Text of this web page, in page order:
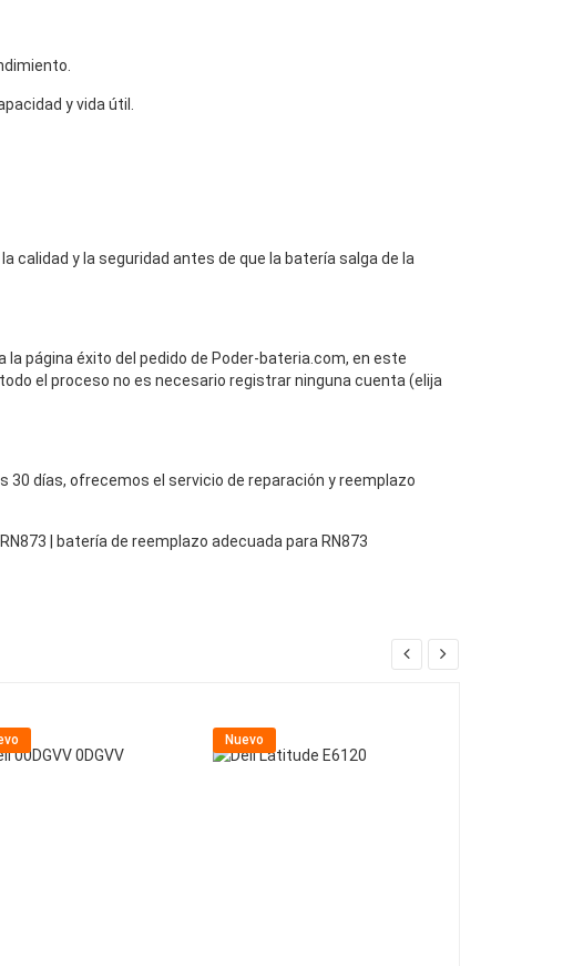
y vida útil.
calidad y la seguridad antes de que la batería salga de la
página éxito del pedido de Poder-bateria.com, en este
el proceso no es necesario registrar ninguna cuenta (elija
30 días, ofrecemos el servicio de reparación y reemplazo
| batería de reemplazo adecuada para RN873
Nuevo